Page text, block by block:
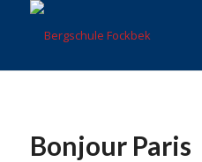
Bonjour Paris